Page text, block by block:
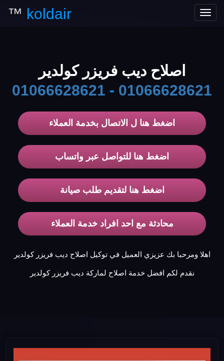
Toggle
koldair
™
اصلاح ديب فريزر كولدير
01066628621
-
01066628621
اضغط هنا ل الاتصال بخدمة العملاء
اضغط هنا للتواصل عبر واتساب
اضغط هنا لتقديم طلب صيانة
محادثة مع احد افراد خدمة العملاء
اهلا ومرحبا بك عزيزي العميل في توكيل اصلاح ديب فريزر كولدير
نقدم لكم افضل خدمة اصلاح لماركة ديب فريزر كولدير